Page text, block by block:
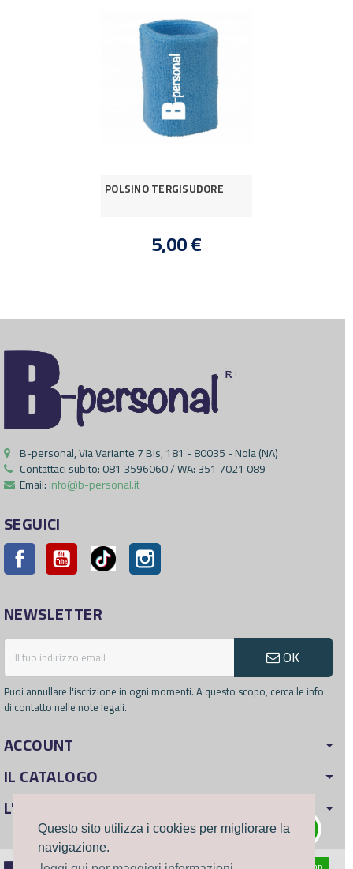
Questo sito utilizza i cookies per migliorare la
navigazione.
POLSINO TERGISUDORE
5,00 €
B-personal, Via Variante 7 Bis, 181 - 80035 - Nola (NA)
Contattaci subito:081 3596060 / WA: 351 7021 089
Email:info@b-personal.it
SEGUICI
Facebook YouTube Pinterest
NEWSLETTER
OK
Puoi annullare l'iscrizione in ogni momenti. A questo scopo, cerca le info
di contatto nelle note legali.
ACCOUNT
IL CATALOGO
L'AZIENDA